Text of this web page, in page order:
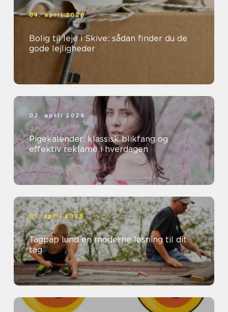
04. april 2026
Bolig til leje i Skive: sådan finder du de
gode lejligheder
02. april 2026
Pigekalender: klassisk blikfang og
effektiv reklame i hverdagen
01. april 2026
Tagpap lund en moderne løsning til dit
tag